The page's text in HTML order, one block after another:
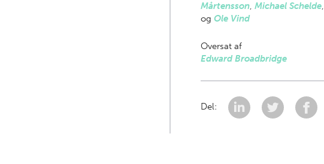
Mårtensson, Michael Schelde,
og Ole Vind
Oversat af
Edward Broadbridge
Del: